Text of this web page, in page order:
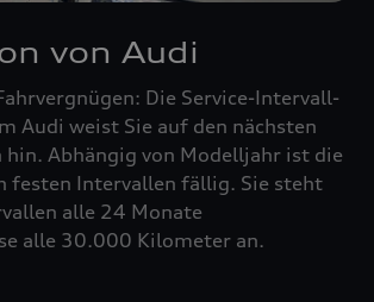
von Audi
Die Service-Intervall-
Audi weist Sie auf den nächsten
Abhängig von Modelljahr ist die
festen Intervallen fällig. Sie steht
alle 24 Monate
alle 30.000 Kilometer an.